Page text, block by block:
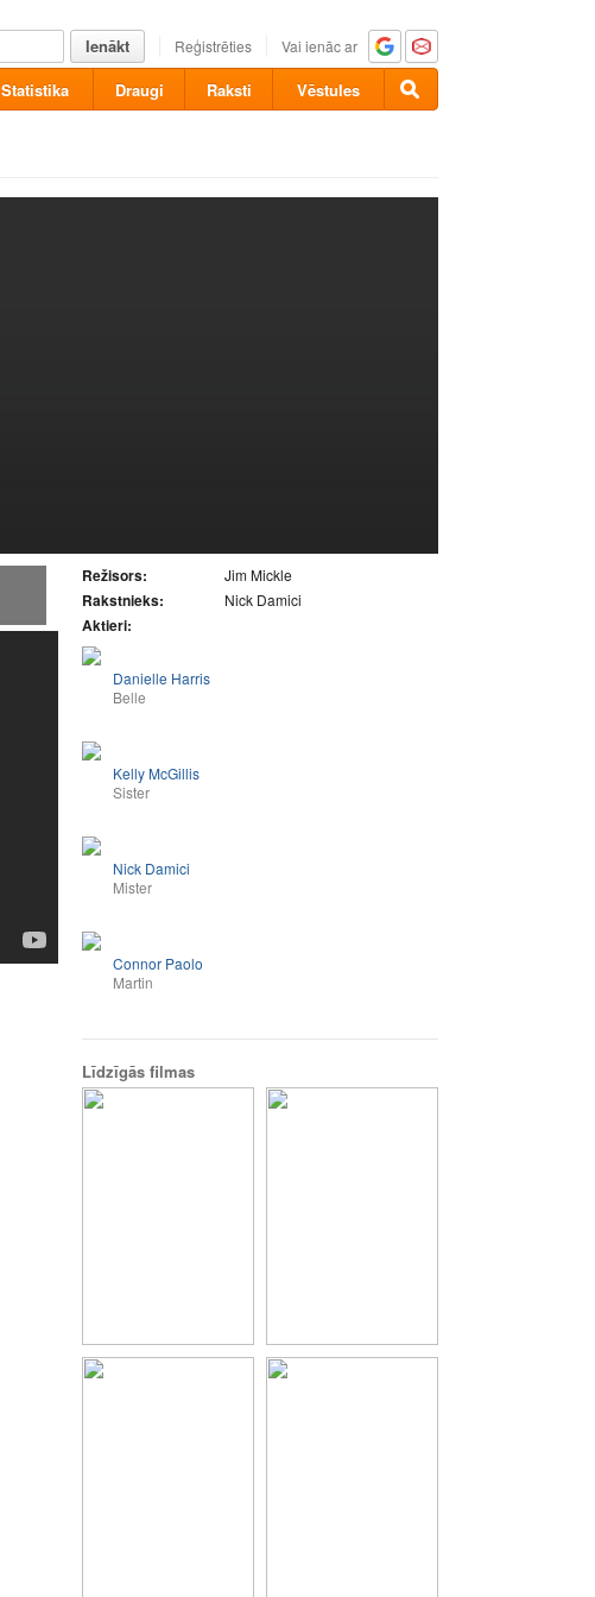
Ienākt Reģistrēties Vai ienāc ar
Statistika Draugi Raksti Vēstules
Režisors: Jim Mickle
Rakstnieks: Nick Damici
Aktieri:
Danielle Harris
Belle
Kelly McGillis
Sister
Nick Damici
Mister
Connor Paolo
Martin
Līdzīgās filmas